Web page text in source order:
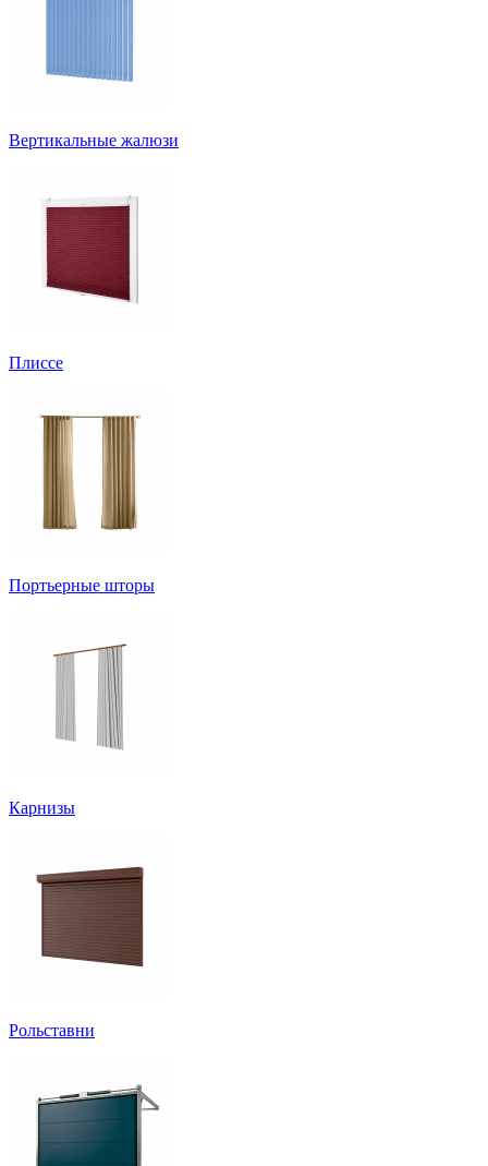
Вертикальные жалюзи
Плиссе
Портьерные шторы
Карнизы
Рольставни